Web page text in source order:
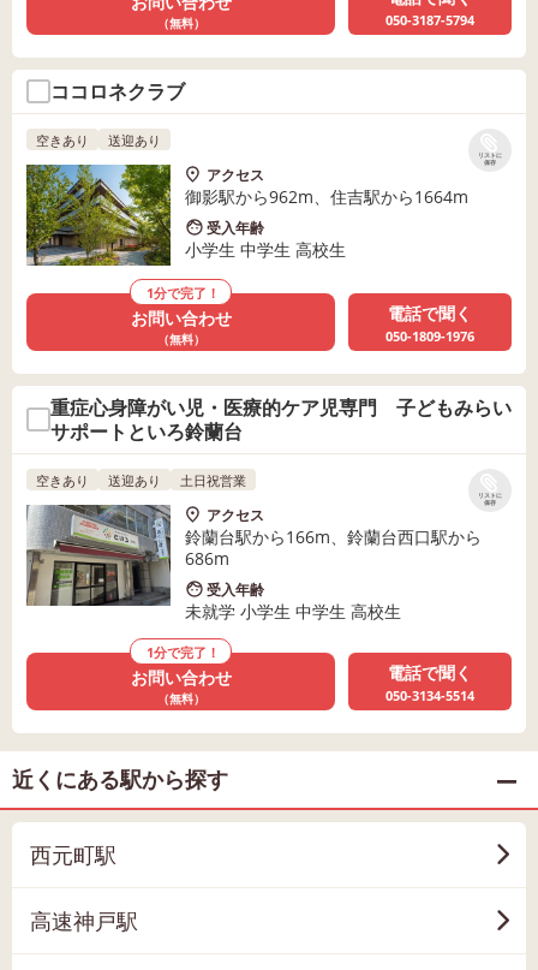
（無料） 050-3187-5794
ココロネクラブ
リストに
保存
空きあり 送迎あり
アクセス
御影駅から962m、住吉駅から1664m
受入年齢
小学生 中学生 高校生
1分で完了！
お問い合わせ
（無料）
電話で聞く
050-1809-1976
重症心身障がい児・医療的ケア児専門 子どもみらい
サポートといろ鈴蘭台
リストに
保存
空きあり 送迎あり 土日祝営業
アクセス
鈴蘭台駅から166m、鈴蘭台西口駅から
686m
受入年齢
未就学 小学生 中学生 高校生
1分で完了！
お問い合わせ
（無料）
電話で聞く
050-3134-5514
近くにある駅から探す
西元町駅
高速神戸駅